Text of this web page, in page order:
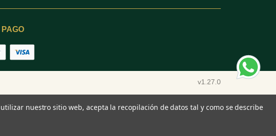
PAGO
v1.27.0
nuestro sitio web, acepta la recopilación de datos tal y como se describe